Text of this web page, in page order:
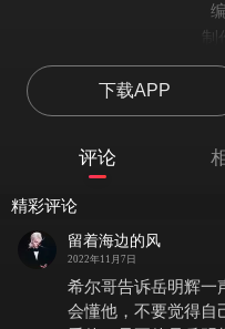
制
长鸣
道出埋
或多
如此
只剩
下载APP
评论
精彩评论
留着海边的风
2022年11月7日
希尔哥告诉岳明辉一
会懂他，不要觉得自